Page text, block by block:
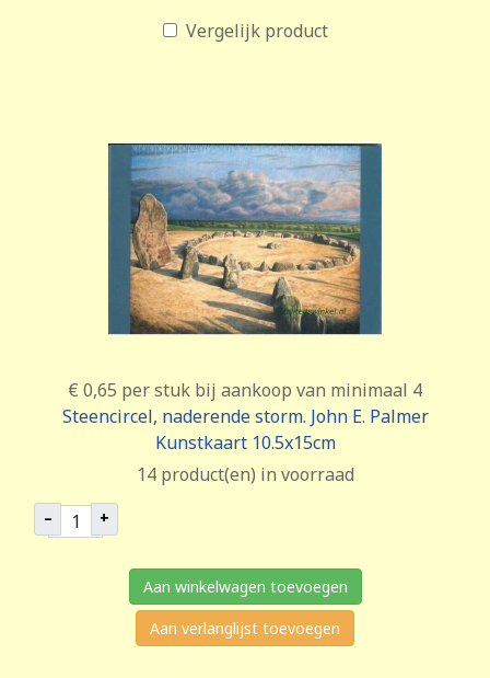
Vergelijk product
€ 0,65 per stuk bij aankoop van minimaal 4
Steencircel, naderende storm. John E. Palmer
Kunstkaart 10.5x15cm
14 product(en) in voorraad
– +
Aan winkelwagen toevoegen
Aan verlanglijst toevoegen